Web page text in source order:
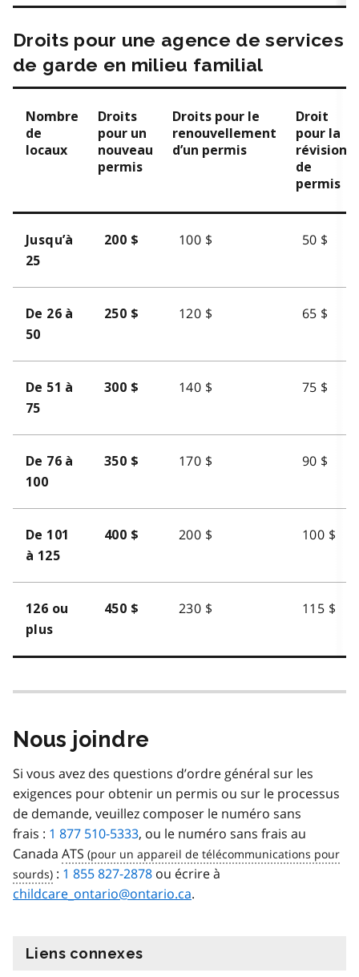
Droits pour une agence de services
de garde en milieu familial
Nombre
de
locaux
Droits
pour un
nouveau
permis
Droits pour le
renouvellement
d’un permis
Droit
pour la
révision
de
permis
Jusqu’à
25
200 $ 100 $ 50 $
De 26 à
50
250 $ 120 $ 65 $
De 51 à
75
300 $ 140 $ 75 $
De 76 à
100
350 $ 170 $ 90 $
De 101
à 125
400 $ 200 $ 100 $
126 ou
plus
450 $ 230 $ 115 $
Nous joindre
Si vous avez des questions d’ordre général sur les
exigences pour obtenir un permis ou sur le processus
de demande, veuillez composer le numéro sans
frais : 1 877 510-5333, ou le numéro sans frais au
Canada ATS
: 1 855 827-2878 ou écrire à
childcare_ontario@ontario.ca.
Liens connexes